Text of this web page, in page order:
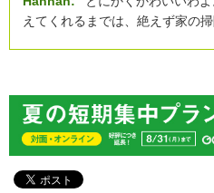
えてくれるまでは、絶えず家の掃